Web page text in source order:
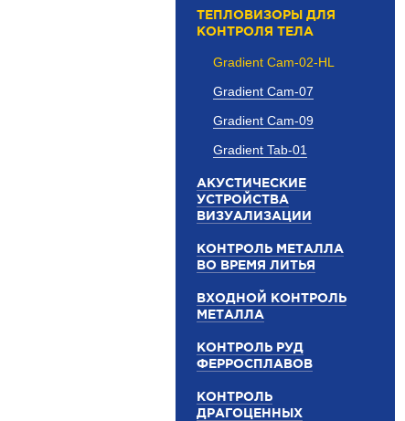
ТЕПЛОВИЗОРЫ ДЛЯ
КОНТРОЛЯ ТЕЛА
Gradient Cam-02-HL
Gradient Cam-07
Gradient Cam-09
Gradient Tab-01
АКУСТИЧЕСКИЕ
УСТРОЙСТВА
ВИЗУАЛИЗАЦИИ
КОНТРОЛЬ МЕТАЛЛА
ВО ВРЕМЯ ЛИТЬЯ
ВХОДНОЙ КОНТРОЛЬ
МЕТАЛЛА
КОНТРОЛЬ РУД
ФЕРРОСПЛАВОВ
КОНТРОЛЬ
ДРАГОЦЕННЫХ